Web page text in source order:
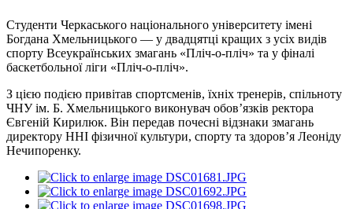
Студенти Черкаського національного університету імені
Богдана Хмельницького — у двадцятці кращих з усіх видів
спорту Всеукраїнських змагань «Пліч-о-пліч» та у фіналі
баскетбольної ліги «Пліч-о-пліч».
З цією подією привітав спортсменів, їхніх тренерів, спільноту
ЧНУ ім. Б. Хмельницького виконувач обов’язків ректора
Євгеній Кирилюк. Він передав почесні відзнаки змагань
директору ННІ фізичної культури, спорту та здоров’я Леоніду
Нечипоренку.